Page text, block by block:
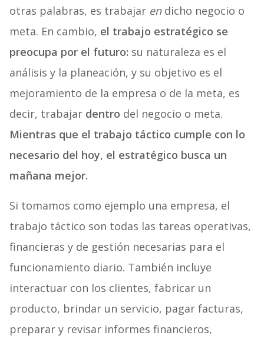
otras palabras, es trabajar endicho negocio o
meta. En cambio, el trabajo estratégico se
preocupa por el futuro: su naturaleza es el
análisis y la planeación, y su objetivo es el
mejoramiento de la empresa o de la meta, es
decir, trabajar dentro del negocio o meta.
Mientras que el trabajo táctico cumple con lo
necesario del hoy, el estratégico busca un
mañana mejor.
Si tomamos como ejemplo una empresa, el
trabajo táctico son todas las tareas operativas,
financieras y de gestión necesarias para el
funcionamiento diario. También incluye
interactuar con los clientes, fabricar un
producto, brindar un servicio, pagar facturas,
preparar y revisar informes financieros,